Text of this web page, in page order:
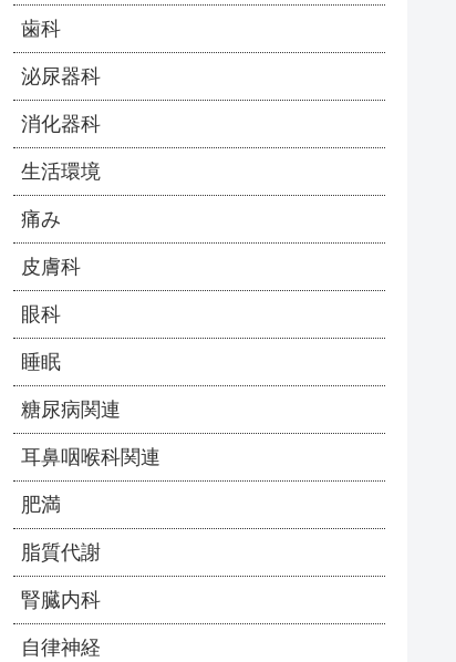
歯科
泌尿器科
消化器科
生活環境
痛み
皮膚科
眼科
睡眠
糖尿病関連
耳鼻咽喉科関連
肥満
脂質代謝
腎臓内科
自律神経